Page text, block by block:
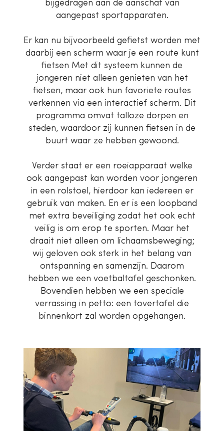
bijgedragen aan de aanschaf van
aangepast sportapparaten.
Er kan nu bijvoorbeeld gefietst worden met
daarbij een scherm waar je een route kunt
fietsen Met dit systeem kunnen de
jongeren niet alleen genieten van het
fietsen, maar ook hun favoriete routes
verkennen via een interactief scherm. Dit
programma omvat talloze dorpen en
steden, waardoor zij kunnen fietsen in de
buurt waar ze hebben gewoond.
Verder staat er een roeiapparaat welke
ook aangepast kan worden voor jongeren
in een rolstoel, hierdoor kan iedereen er
gebruik van maken. En er is een loopband
met extra beveiliging zodat het ook echt
veilig is om erop te sporten. Maar het
draait niet alleen om lichaamsbeweging;
wij geloven ook sterk in het belang van
ontspanning en samenzijn. Daarom
hebben we een voetbaltafel geschonken.
Bovendien hebben we een speciale
verrassing in petto: een tovertafel die
binnenkort zal worden opgehangen.